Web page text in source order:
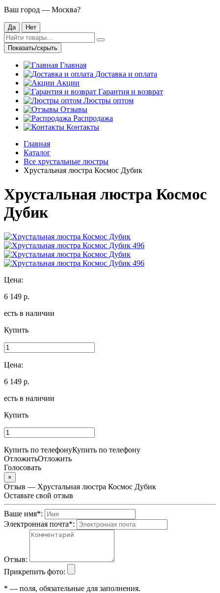
Ваш город — Москва?
Да Нет
Показать/скрыть
Главная
Доставка и оплата
Акции
Гарантия и возврат
Люстры оптом
Отзывы
Распродажа
Контакты
Главная
Каталог
Все хрустальные люстры
Хрустальная люстра Космос Дубик
Хрустальная люстра Космос
Дубик
Цена:
6 149 р.
есть в наличии
Купить
Цена:
6 149 р.
есть в наличии
Купить
Купить по телефонуКупить по телефону
ОтложитьОтложить
Голосовать
×
Отзыв — Хрустальная люстра Космос Дубик
Оставьте свой отзыв
Ваше имя*:
Электронная почта*:
Отзыв:
Прикрепить фото:
* — поля, обязательные для заполнения.